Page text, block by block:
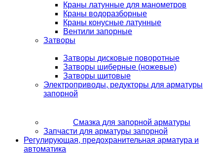
Краны латунные для манометров
Краны водоразборные
Краны конусные латунные
Вентили запорные
Затворы
Затворы дисковые поворотные
Затворы шиберные (ножевые)
Затворы щитовые
Электроприводы, редукторы для арматуры
запорной
Смазка для запорной арматуры
Запчасти для арматуры запорной
Регулирующая, предохранительная арматура и
автоматика